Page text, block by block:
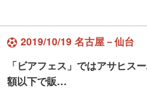
2019/10/19 名古屋－仙台
「ビアフェス」ではアサヒス
額以下で販…